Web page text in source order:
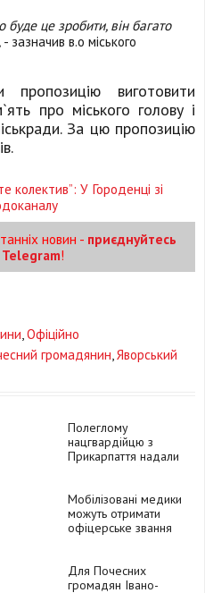
це зробити, він багато
- зазначив в.о міського
виготовити
про міського голову і
За цю пропозицію
колектив”: У Городенці зі
новин - приєднуйтесь
!
Офіційно
громадянин Яворський
Полеглому
нацгвардійцю з
Прикарпаття надали
Мобілізовані медики
можуть отримати
офіцерське звання
Для Почесних
громадян Івано-